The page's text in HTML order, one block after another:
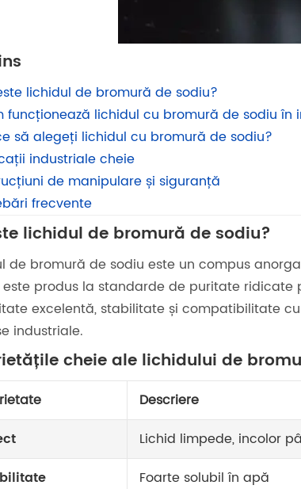
lichidul de bromură de sodiu?
funcționează lichidul cu bromură de sodiu în
să alegeți lichidul cu bromură de sodiu?
industriale cheie
de manipulare și siguranță
frecvente
lichidul de bromură de sodiu?
de bromură de sodiu este un compus
este produs la standarde de puritate
excelentă, stabilitate și compatibilitate
industriale.
cheie ale lichidului de
Descriere
Lichid limpede, incolor
Foarte solubil în apă